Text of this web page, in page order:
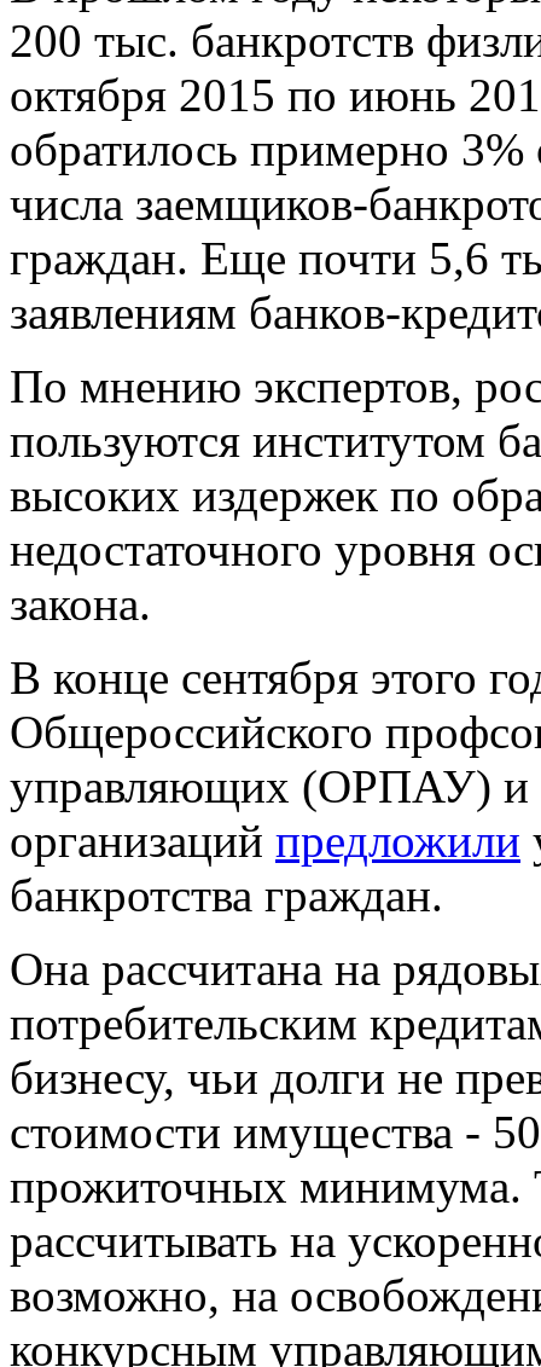
200 тыс. банкротств
октября 2015 по июнь
обратилось примерно
числа заемщиков-
граждан. Еще почти 5,6
заявлениям банков-
По мнению экспертов,
пользуются институтом
высоких издержек по
недостаточного уровня
закона.
В конце сентября этого
Общероссийского
управляющих (ОРПАУ) и
организаций предложили
банкротства граждан.
Она рассчитана на
потребительским
бизнесу, чьи долги не
стоимости имущества -
прожиточных минимума.
рассчитывать на
возможно, на
конкурсным управляющим